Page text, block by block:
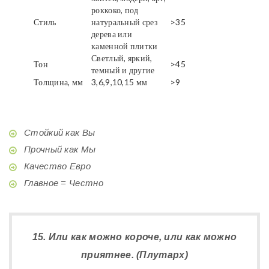
Стиль
роккоко, под
натуральный срез
дерева или
каменной плитки
>35
Тон
Светлый, яркий,
темный и другие
>45
Толщина, мм
3,6,9,10,15 мм >9
Стойкий как Вы
Прочный как Мы
Качество Евро
Главное = Честно
15. Или как можно короче, или как можно
приятнее. (Плутарх)